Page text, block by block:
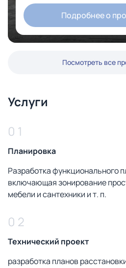
Подробнее о
Посмотреть все
Услуги
0 1
Планировка
Разработка функционального
включающая зонирование
мебели и сантехники и т. п.
0 2
Технический проект
разработка планов